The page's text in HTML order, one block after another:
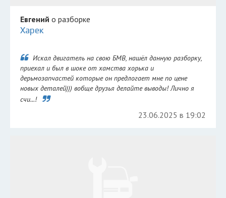
Евгений о разборке
Харек
Искал двигатель на свою БМВ, нашёл данную разборку,
приехал и был в шоке от хамства хорька и
дерьмозапчастей которые он предлогает мне по цене
новых деталей))) вобще друзья делайте выводы! Лично я
счи...!
23.06.2025 в 19:02